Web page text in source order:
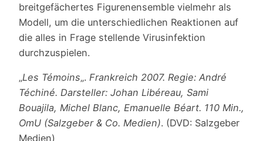
breitgefächertes Figurenensemble vielmehr als
Modell, um die unterschiedlichen Reaktionen auf
die alles in Frage stellende Virusinfektion
durchzuspielen.
„Les Témoins„. Frankreich 2007. Regie: André
Téchiné. Darsteller: Johan Libéreau, Sami
Bouajila, Michel Blanc, Emanuelle Béart. 110 Min.,
OmU (Salzgeber & Co. Medien). (DVD: Salzgeber
Medien)